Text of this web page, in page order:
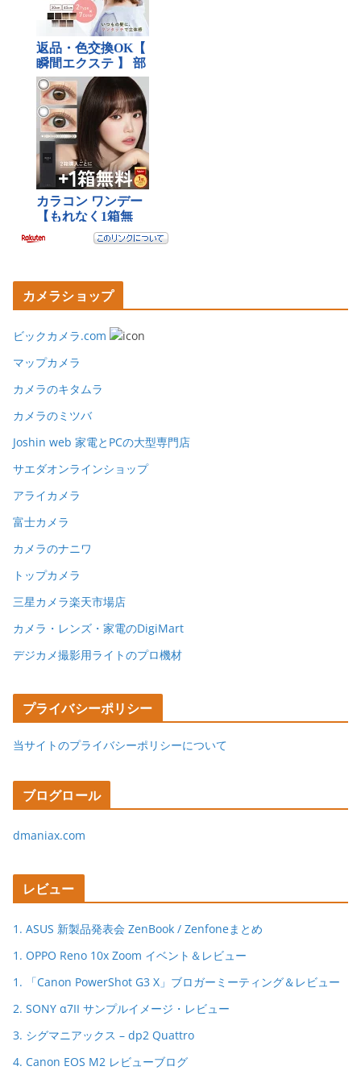
カメラショップ
ビックカメラ.com
マップカメラ
カメラのキタムラ
カメラのミツバ
Joshin web 家電とPCの大型専門店
サエダオンラインショップ
アライカメラ
富士カメラ
カメラのナニワ
トップカメラ
三星カメラ楽天市場店
カメラ・レンズ・家電のDigiMart
デジカメ撮影用ライトのプロ機材
プライバシーポリシー
当サイトのプライバシーポリシーについて
ブログロール
dmaniax.com
レビュー
1. ASUS 新製品発表会 ZenBook / Zenfoneまとめ
1. OPPO Reno 10x Zoom イベント＆レビュー
1. 「Canon PowerShot G3 X」ブロガーミーティング＆レビュー
2. SONY α7II サンプルイメージ・レビュー
3. シグマニアックス – dp2 Quattro
4. Canon EOS M2 レビューブログ